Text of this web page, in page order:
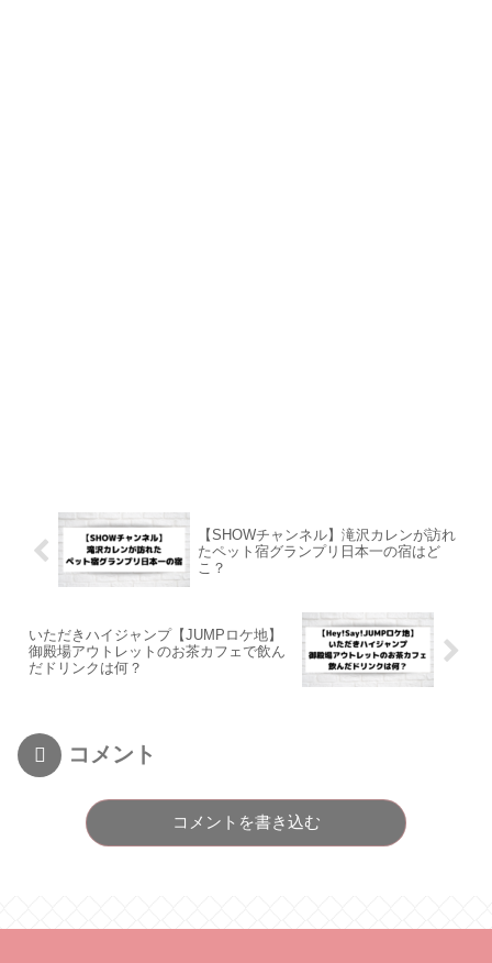
【SHOWチャンネル】滝沢カレンが訪れ
たペット宿グランプリ日本一の宿はど
こ？
いただきハイジャンプ【JUMPロケ地】
御殿場アウトレットのお茶カフェで飲ん
だドリンクは何？
コメント
コメントを書き込む